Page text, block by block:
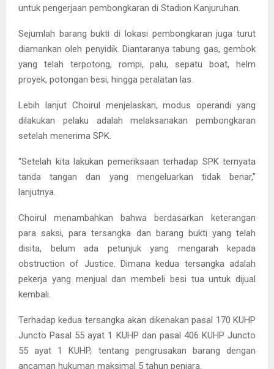
untuk pengerjaan pembongkaran di Stadion Kanjuruhan.
Sejumlah barang bukti di lokasi pembongkaran juga turut
diamankan oleh penyidik. Diantaranya tabung gas, gembok
yang telah terpotong, rompi, palu, sepatu boat, helm
proyek, potongan besi, hingga peralatan las.
Lebih lanjut Choirul menjelaskan, modus operandi yang
dilakukan pelaku adalah melaksanakan pembongkaran
setelah menerima SPK.
“Setelah kita lakukan pemeriksaan terhadap SPK ternyata
tanda tangan dan yang mengeluarkan tidak benar,”
lanjutnya.
Choirul menambahkan bahwa berdasarkan keterangan
para saksi, para tersangka dan barang bukti yang telah
disita, belum ada petunjuk yang mengarah kepada
obstruction of Justice. Dimana kedua tersangka adalah
pekerja yang menjual dan membeli besi tua untuk dijual
kembali.
Terhadap kedua tersangka akan dikenakan pasal 170 KUHP
Juncto Pasal 55 ayat 1 KUHP dan pasal 406 KUHP Juncto
55 ayat 1 KUHP, tentang pengrusakan barang dengan
ancaman hukuman maksimal 5 tahun penjara.